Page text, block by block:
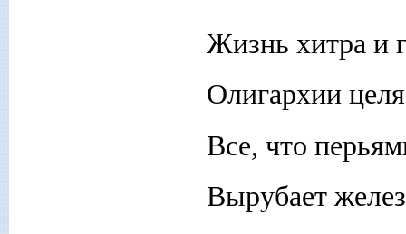
Жизнь хитра и
Олигархии
Все, что
Вырубает